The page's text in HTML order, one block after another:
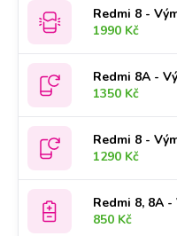
Redmi 8 -
1990 Kč
Redmi 8A -
1350 Kč
Redmi 8 -
1290 Kč
Redmi 8, 8A
850 Kč